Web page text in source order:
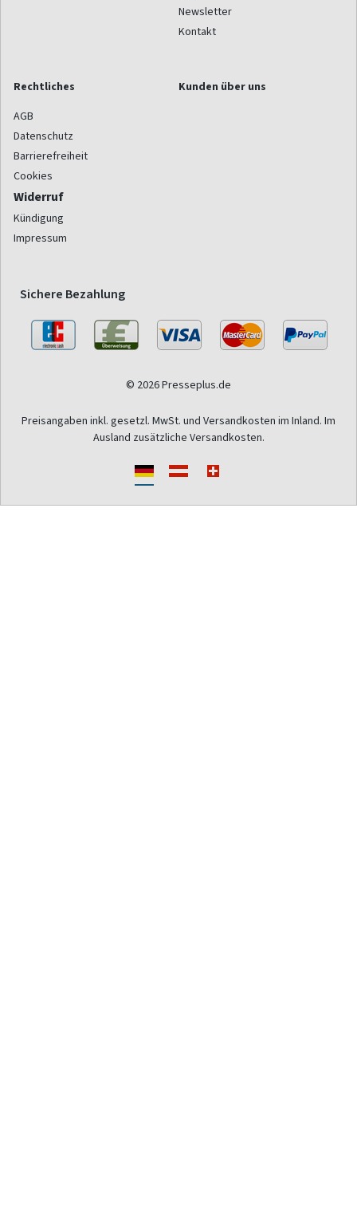
Newsletter
Kontakt
Rechtliches
AGB
Datenschutz
Barrierefreiheit
Cookies
Widerruf
Kündigung
Impressum
Kunden über uns
Sichere Bezahlung
© 2026 Presseplus.de
Preisangaben inkl. gesetzl. MwSt. und Versandkosten im Inland. Im
Ausland zusätzliche Versandkosten.